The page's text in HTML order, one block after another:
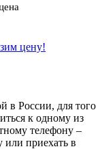
цену!
в России, для того
к одному из
телефону –
или приехать в